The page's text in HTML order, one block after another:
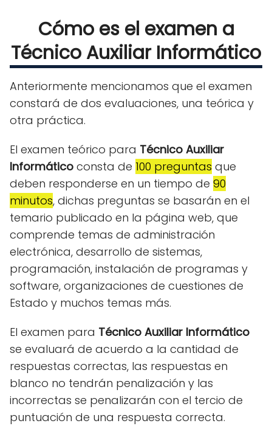
Cómo es el examen a
Técnico Auxiliar Informático
Anteriormente mencionamos que el examen
constará de dos evaluaciones, una teórica y
otra práctica.
El examen teórico para Técnico Auxiliar
Informático consta de 100 preguntas que
deben responderse en un tiempo de 90
minutos, dichas preguntas se basarán en el
temario publicado en la página web, que
comprende temas de administración
electrónica, desarrollo de sistemas,
programación, instalación de programas y
software, organizaciones de cuestiones de
Estado y muchos temas más.
El examen para Técnico Auxiliar Informático
se evaluará de acuerdo a la cantidad de
respuestas correctas, las respuestas en
blanco no tendrán penalización y las
incorrectas se penalizarán con el tercio de
puntuación de una respuesta correcta.